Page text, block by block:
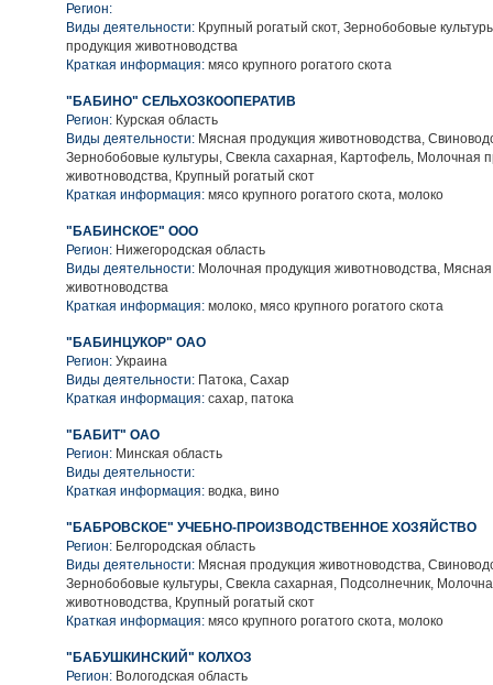
Регион:
Виды деятельности: Крупный рогатый скот, Зернобобовые
продукция животноводства
Краткая информация: мясо крупного рогатого скота
"БАБИНО" СЕЛЬХОЗКООПЕРАТИВ
Регион: Курская область
Виды деятельности: Мясная продукция животноводства,
Зернобобовые культуры, Свекла сахарная, Картофель, Молочная
животноводства, Крупный рогатый скот
Краткая информация: мясо крупного рогатого скота, молоко
"БАБИНСКОЕ" ООО
Регион: Нижегородская область
Виды деятельности: Молочная продукция животноводства,
животноводства
Краткая информация: молоко, мясо крупного рогатого скота
"БАБИНЦУКОР" ОАО
Регион: Украина
Виды деятельности: Патока, Сахар
Краткая информация: сахар, патока
"БАБИТ" ОАО
Регион: Минская область
Виды деятельности:
Краткая информация: водка, вино
"БАБРОВСКОЕ" УЧЕБНО-ПРОИЗВОДСТВЕННОЕ ХОЗЯЙСТВО
Регион: Белгородская область
Виды деятельности: Мясная продукция животноводства,
Зернобобовые культуры, Свекла сахарная, Подсолнечник,
животноводства, Крупный рогатый скот
Краткая информация: мясо крупного рогатого скота, молоко
"БАБУШКИНСКИЙ" КОЛХОЗ
Регион: Вологодская область